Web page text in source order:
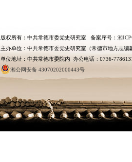
版权所有：中共常德市委党史研究室 备案序号： 湘
主办单位：中共常德市委党史研究室（常德市地方志
单位地址：中共常德市委院内 办公电话：0736-
湘公网安备 43070202000443号